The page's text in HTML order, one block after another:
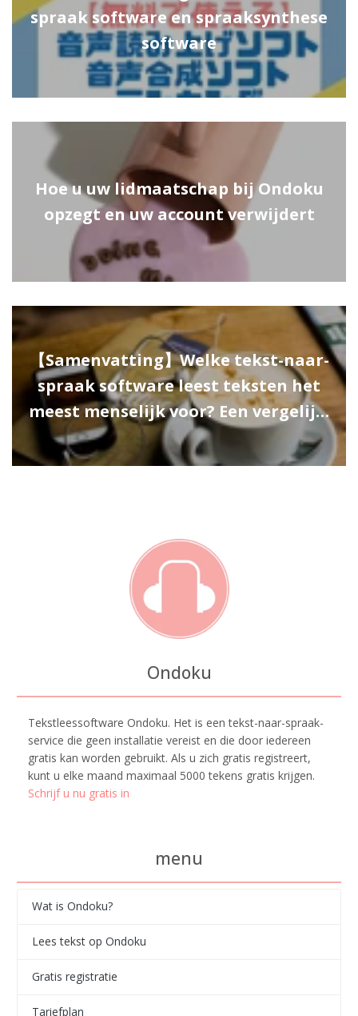
spraak software en spraaksynthese
software
Hoe u uw lidmaatschap bij Ondoku
opzegt en uw account verwijdert
【Samenvatting】Welke tekst-naar-
spraak software leest teksten het
meest menselijk voor? Een vergelij…
Ondoku
Tekstleessoftware Ondoku. Het is een tekst-naar-spraak-
service die geen installatie vereist en die door iedereen
gratis kan worden gebruikt. Als u zich gratis registreert,
kunt u elke maand maximaal 5000 tekens gratis krijgen.
Schrijf u nu gratis in
menu
Wat is Ondoku?
Lees tekst op Ondoku
Gratis registratie
Tariefplan